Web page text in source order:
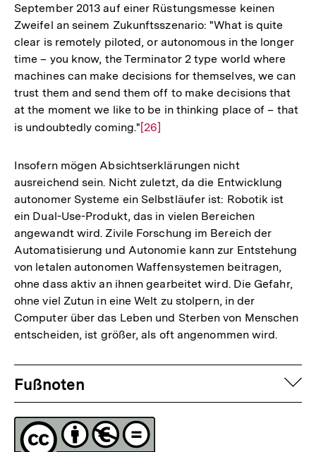
der
Fußnote
September 2013 auf einer Rüstungsmesse keinen
Zweifel an seinem Zukunftsszenario: "What is quite
clear is remotely piloted, or autonomous in the longer
time – you know, the Terminator 2 type world where
machines can make decisions for themselves, we can
trust them and send them off to make decisions that
at the moment we like to be in thinking place of – that
is undoubtedly coming."Zur
der
Fußnote
[26]
Insofern mögen Absichtserklärungen nicht
ausreichend sein. Nicht zuletzt, da die Entwicklung
autonomer Systeme ein Selbstläufer ist: Robotik ist
ein Dual-Use-Produkt, das in vielen Bereichen
angewandt wird. Zivile Forschung im Bereich der
Automatisierung und Autonomie kann zur Entstehung
von letalen autonomen Waffensystemen beitragen,
ohne dass aktiv an ihnen gearbeitet wird. Die Gefahr,
ohne viel Zutun in eine Welt zu stolpern, in der
Computer über das Leben und Sterben von Menschen
entscheiden, ist größer, als oft angenommen wird.
Fussnoten
Fußnoten
Lizenz